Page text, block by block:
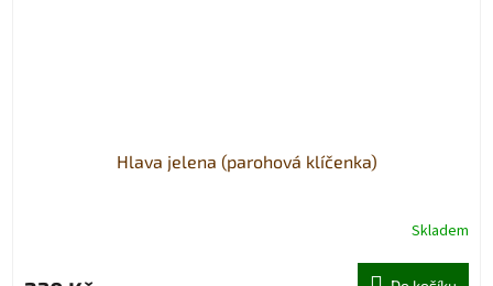
Hlava jelena (parohová klíčenka)
Skladem